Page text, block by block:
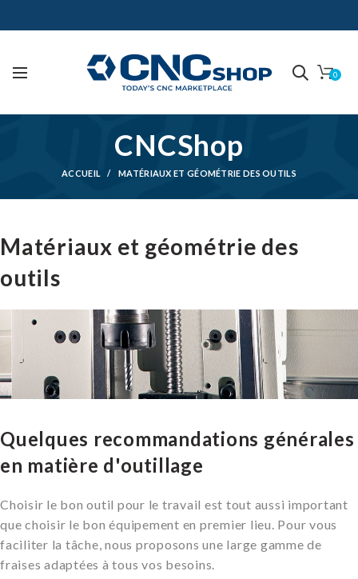
0
CNCShop
ACCUEIL MATÉRIAUX ET GÉOMÉTRIE DES OUTILS
Matériaux et géométrie des
outils
Quelques recommandations générales
en matière d'outillage
Choisir le bon outil pour le travail est tout aussi important
que choisir le bon équipement en premier lieu. Pour vous
faciliter la tâche, nous proposons une large gamme de
fraises adaptées à tous vos besoins.